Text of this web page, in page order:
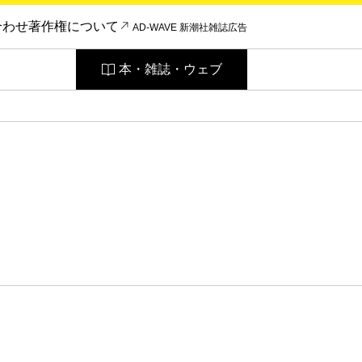
わせ著作権について AD-WAVE 新潮社雑誌広告
本・雑誌・ウェブ